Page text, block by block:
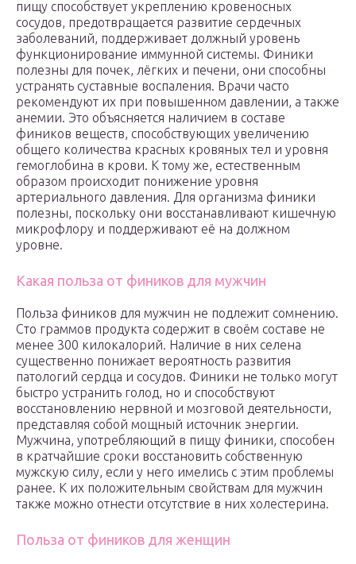
пищу способствует укреплению кровеносных
сосудов, предотвращается развитие сердечных
заболеваний, поддерживает должный уровень
функционирование иммунной системы. Финики
полезны для почек, лёгких и печени, они способны
устранять суставные воспаления. Врачи часто
рекомендуют их при повышенном давлении, а также
анемии. Это объясняется наличием в составе
фиников веществ, способствующих увеличению
общего количества красных кровяных тел и уровня
гемоглобина в крови. К тому же, естественным
образом происходит понижение уровня
артериального давления. Для организма финики
полезны, поскольку они восстанавливают кишечную
микрофлору и поддерживают её на должном
уровне.
Какая польза от фиников для мужчин
Польза фиников для мужчин не подлежит сомнению.
Сто граммов продукта содержит в своём составе не
менее 300 килокалорий. Наличие в них селена
существенно понижает вероятность развития
патологий сердца и сосудов. Финики не только могут
быстро устранить голод, но и способствуют
восстановлению нервной и мозговой деятельности,
представляя собой мощный источник энергии.
Мужчина, употребляющий в пищу финики, способен
в кратчайшие сроки восстановить собственную
мужскую силу, если у него имелись с этим проблемы
ранее. К их положительным свойствам для мужчин
также можно отнести отсутствие в них холестерина.
Польза от фиников для женщин